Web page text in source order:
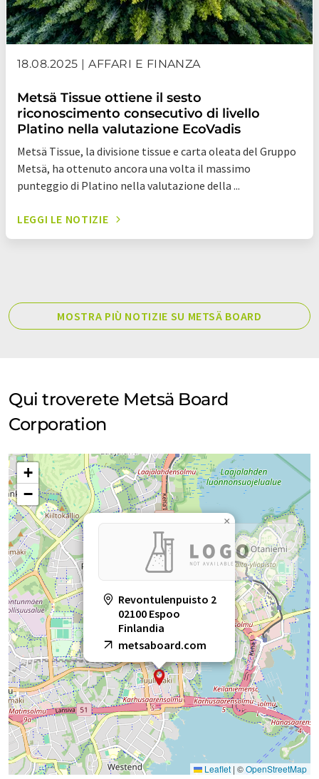
18.08.2025 | AFFARI E FINANZA
Metsä Tissue ottiene il sesto
riconoscimento consecutivo di livello
Platino nella valutazione EcoVadis
Metsä Tissue, la divisione tissue e carta oleata del Gruppo
Metsä, ha ottenuto ancora una volta il massimo
punteggio di Platino nella valutazione della ...
LEGGI LE NOTIZIE
MOSTRA PIÙ NOTIZIE SU METSÄ BOARD
Qui troverete Metsä Board
Corporation
Revontulenpuisto 2
02100 Espoo
Finlandia
metsaboard.com
×
+
−
Leaflet | ©OpenStreetMap